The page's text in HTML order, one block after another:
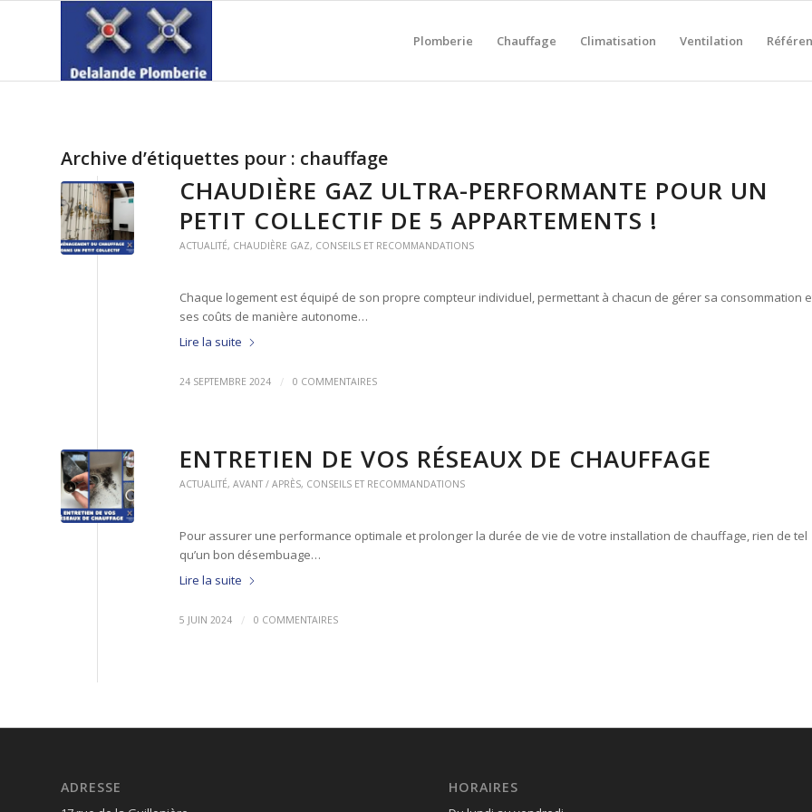
Plomberie Chauffage Climatisation Ventilation
Archive d’étiquettes pour : chauffage
CHAUDIÈRE GAZ ULTRA-PERFORMANTE POUR UN
PETIT COLLECTIF DE 5 APPARTEMENTS !
ACTUALITÉ, CHAUDIÈRE GAZ, CONSEILS ET RECOMMANDATIONS
Chaque logement est équipé de son propre compteur individuel, permettant à chacun de gérer sa consommation
ses coûts de manière autonome…
Lire la suite
24 SEPTEMBRE 2024 / 0 COMMENTAIRES
ENTRETIEN DE VOS RÉSEAUX DE CHAUFFAGE
ACTUALITÉ, AVANT / APRÈS, CONSEILS ET RECOMMANDATIONS
Pour assurer une performance optimale et prolonger la durée de vie de votre installation de chauffage, rien de tel
qu’un bon désembuage…
Lire la suite
5 JUIN 2024 / 0 COMMENTAIRES
ADRESSE HORAIRES